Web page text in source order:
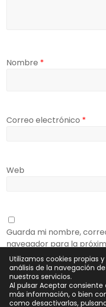
Nombre *
Correo electrónico *
Web
Guarda mi nombre,
navegador para la
Utilizamos cookies propias
análisis de la navegación
nuestros servicios.
Al pulsar Aceptar
más información, o bien
como desactivarlas,